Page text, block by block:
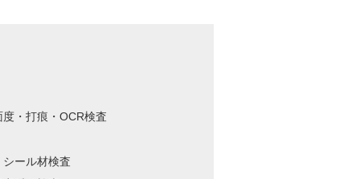
・打痕・OCR検査
ール材検査